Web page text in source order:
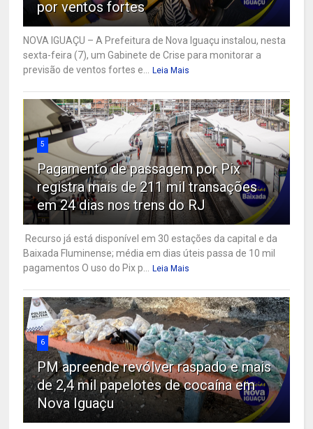
por ventos fortes
NOVA IGUAÇU – A Prefeitura de Nova Iguaçu instalou, nesta
sexta-feira (7), um Gabinete de Crise para monitorar a
previsão de ventos fortes e... Leia Mais
5
Pagamento de passagem por Pix
registra mais de 211 mil transações
em 24 dias nos trens do RJ
Recurso já está disponível em 30 estações da capital e da
Baixada Fluminense; média em dias úteis passa de 10 mil
pagamentos O uso do Pix p... Leia Mais
6
PM apreende revólver raspado e mais
de 2,4 mil papelotes de cocaína em
Nova Iguaçu